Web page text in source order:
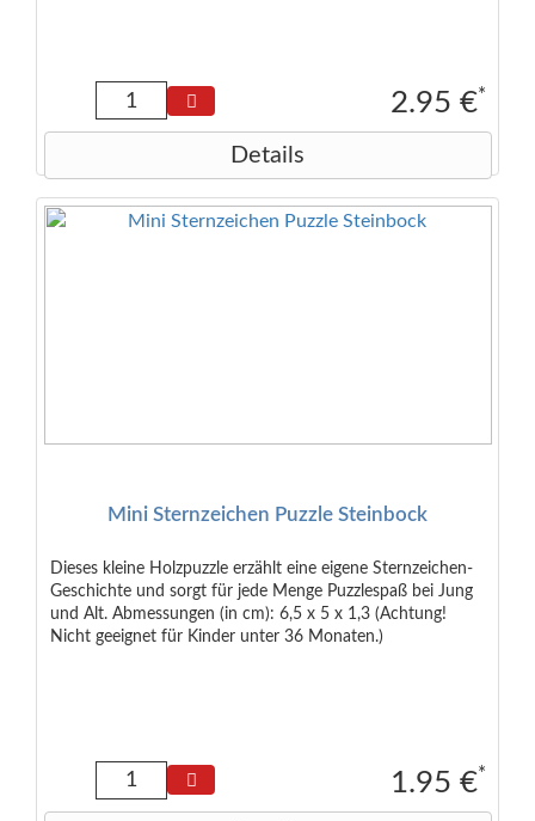
2.95 €*
Details
Mini Sternzeichen Puzzle Steinbock
Dieses kleine Holzpuzzle erzählt eine eigene Sternzeichen-
Geschichte und sorgt für jede Menge Puzzlespaß bei Jung
und Alt. Abmessungen (in cm): 6,5 x 5 x 1,3 (Achtung!
Nicht geeignet für Kinder unter 36 Monaten.)
1.95 €*